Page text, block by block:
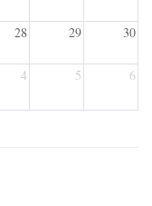
28 29 30
4 5 6